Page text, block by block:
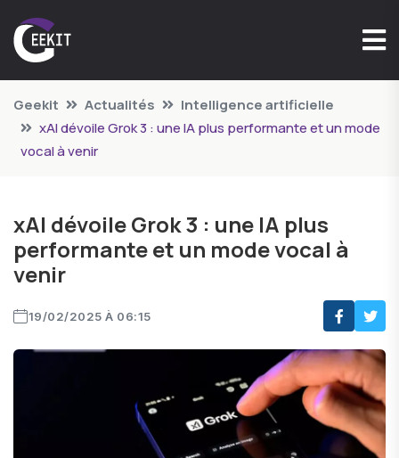
Geekit Actualités
Intelligence artificielle
xAI dévoile Grok 3 : une IA plus performante et un mode
vocal à venir
xAI dévoile Grok 3 : une IA plus
performante et un mode vocal à
venir
19/02/2025 À 06:15